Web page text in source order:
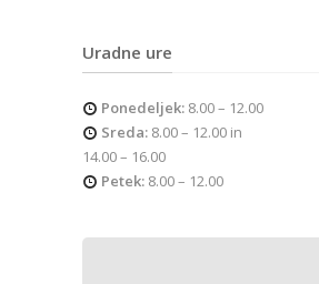
Uradne ure
Ponedeljek: 8.00 – 12.00
Sreda: 8.00 – 12.00 in
14.00 – 16.00
Petek: 8.00 – 12.00